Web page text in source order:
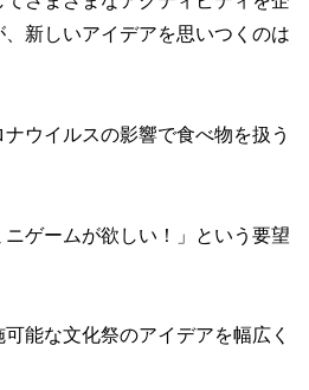
新しいアイデアを思いつくのは
ウイルスの影響で食べ物を扱う
ニゲームが欲しい！」という要望
能な文化祭のアイデアを幅広く